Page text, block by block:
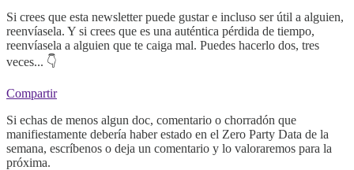
Si crees que esta newsletter puede gustar e incluso ser útil a alguien,
reenvíasela. Y si crees que es una auténtica pérdida de tiempo,
reenvíasela a alguien que te caiga mal. Puedes hacerlo dos, tres
veces... 👇
Compartir
Si echas de menos algun doc, comentario o chorradón que
manifiestamente debería haber estado en el Zero Party Data de la
semana, escríbenos o deja un comentario y lo valoraremos para la
próxima.